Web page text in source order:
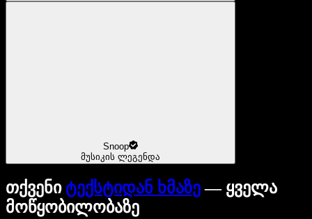
Snoop
მუსიკის ლეგენდა
თქვენი ტექსტიდან ხმაზე— ყველა
მოწყობილობაზე